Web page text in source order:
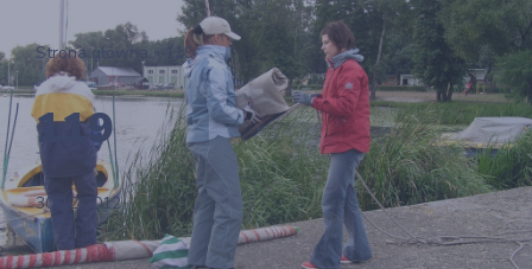
Strona główna » 119
119
30/12/2012